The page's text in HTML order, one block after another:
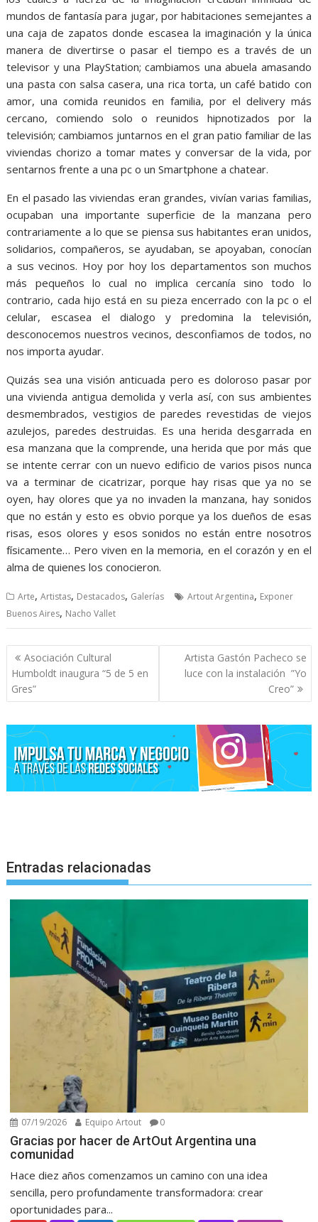
mundos de fantasía para jugar, por habitaciones semejantes a
una caja de zapatos donde escasea la imaginación y la única
manera de divertirse o pasar el tiempo es a través de un
televisor y una PlayStation; cambiamos una abuela amasando
una pasta con salsa casera, una rica torta, un café batido con
amor, una comida reunidos en familia, por el delivery más
cercano, comiendo solo o reunidos hipnotizados por la
televisión; cambiamos juntarnos en el gran patio familiar de las
viviendas chorizo a tomar mates y conversar de la vida, por
sentarnos frente a una pc o un Smartphone a chatear.
En el pasado las viviendas eran grandes, vivían varias familias,
ocupaban una importante superficie de la manzana pero
contrariamente a lo que se piensa sus habitantes eran unidos,
solidarios, compañeros, se ayudaban, se apoyaban, conocían
a sus vecinos. Hoy por hoy los departamentos son muchos
más pequeños lo cual no implica cercanía sino todo lo
contrario, cada hijo está en su pieza encerrado con la pc o el
celular, escasea el dialogo y predomina la televisión,
desconocemos nuestros vecinos, desconfiamos de todos, no
nos importa ayudar.
Quizás sea una visión anticuada pero es doloroso pasar por
una vivienda antigua demolida y verla así, con sus ambientes
desmembrados, vestigios de paredes revestidas de viejos
azulejos, paredes destruidas. Es una herida desgarrada en
esa manzana que la comprende, una herida que por más que
se intente cerrar con un nuevo edificio de varios pisos nunca
va a terminar de cicatrizar, porque hay risas que ya no se
oyen, hay olores que ya no invaden la manzana, hay sonidos
que no están y esto es obvio porque ya los dueños de esas
risas, esos olores y esos sonidos no están entre nosotros
físicamente… Pero viven en la memoria, en el corazón y en el
alma de quienes los conocieron.
Arte,Artistas, Destacados, Galerías Artout Argentina, Exponer
Buenos Aires, Nacho Vallet
Navegación
de
entradas
Asociación Cultural
Humboldt inaugura “5 de 5 en
Gres”
Artista Gastón Pacheco se
luce con la instalación ”Yo
Creo”
Entradas relacionadas
07/19/2026 Equipo Artout 0
Gracias por hacer de ArtOut Argentina una
comunidad
Hace diez años comenzamos un camino con una idea
sencilla, pero profundamente transformadora: crear
oportunidades para...